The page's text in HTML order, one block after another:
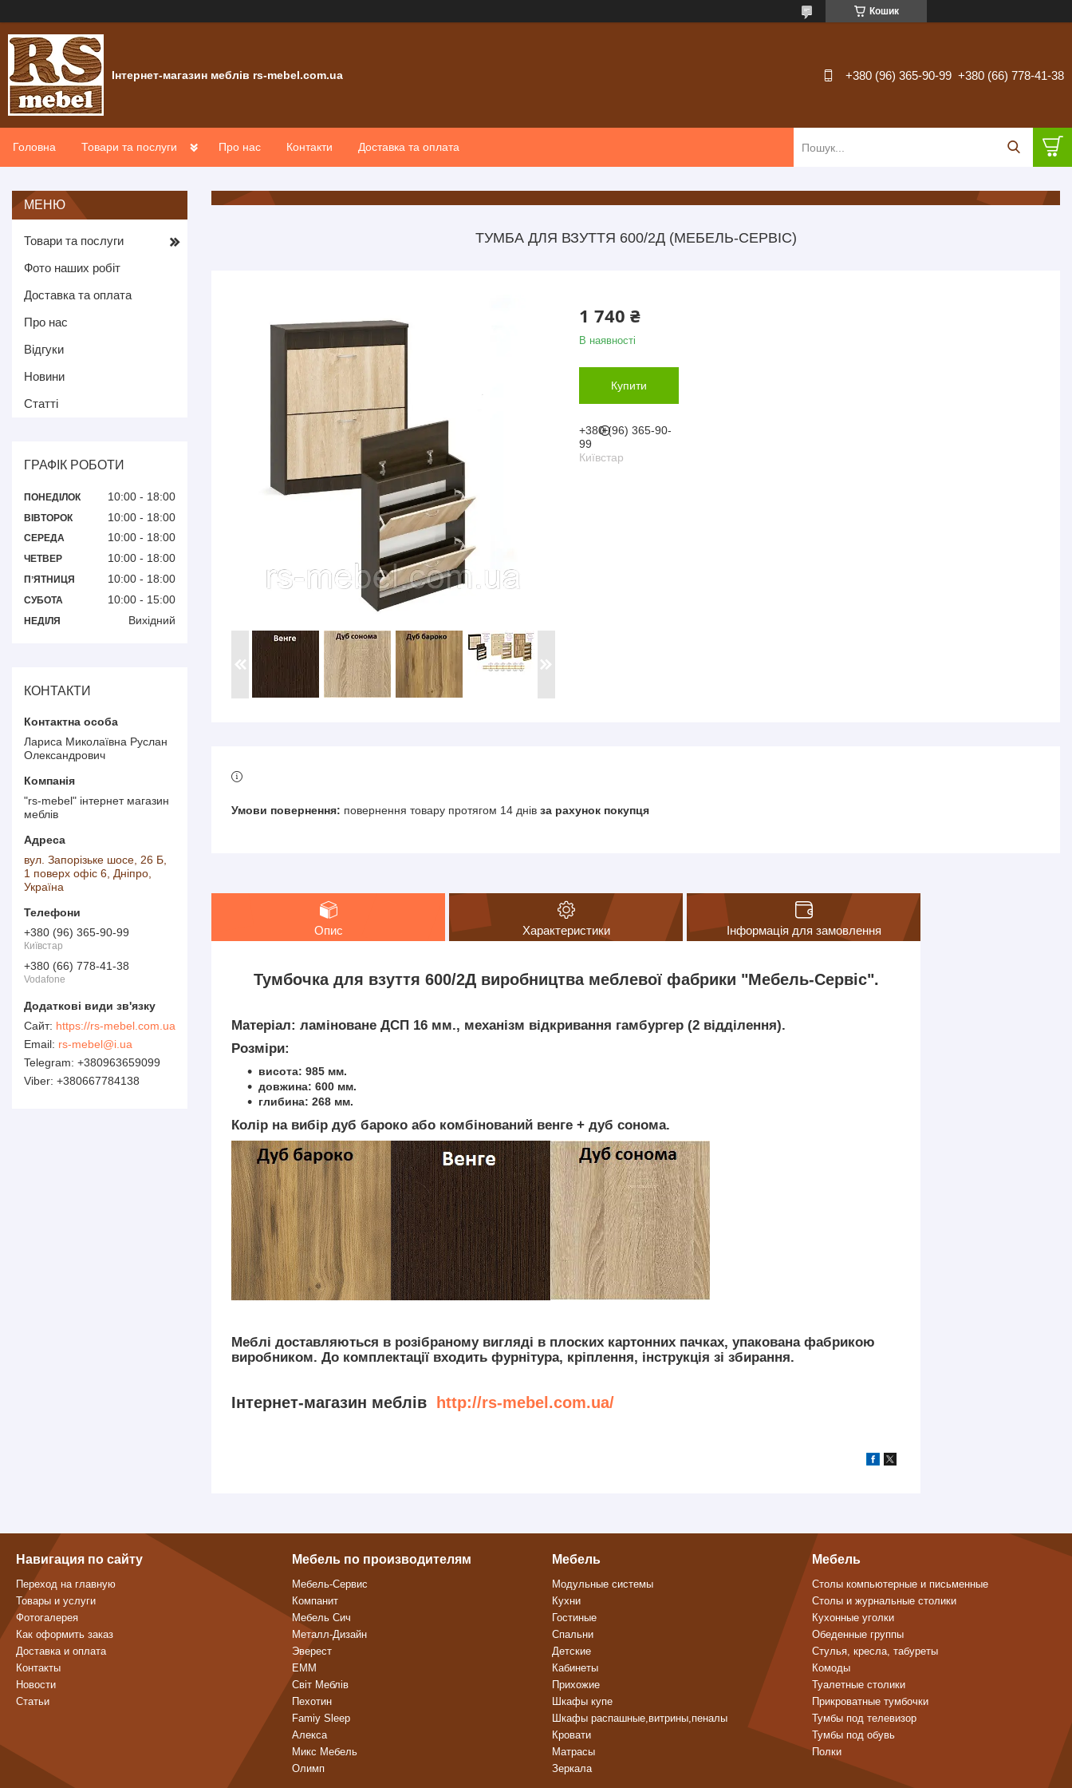
Кошик
Інтернет-магазин меблів rs-mebel.com.ua +380 (96) 365-90-99 +380 (66) 778-41-38
Головна Товари та послуги Про нас Контакти Доставка та оплата
ТУМБА ДЛЯ ВЗУТТЯ 600/2Д (МЕБЕЛЬ-СЕРВІС)
1 740 ₴
В наявності
Купити
+380 (96) 365-90-
99
Київстар
повернення товару протягом 14 днів за рахунок покупця
Опис Характеристики Інформація для замовлення
Тумбочка для взуття 600/2Д виробництва меблевої фабрики "Мебель-Сервіс".
Матеріал: ламіноване ДСП 16 мм., механізм відкривання гамбургер (2 відділення).
Розміри:
висота: 985 мм.
довжина: 600 мм.
глибина: 268 мм.
Колір на вибір дуб бароко або комбінований венге + дуб сонома.
Меблі доставляються в розібраному вигляді в плоских картонних пачках, упакована фабрикою
виробником. До комплектації входить фурнітура, кріплення, інструкція зі збирання.
Інтернет-магазин меблів http://rs-mebel.com.ua/
Товари та послуги
Фото наших робіт
Доставка та оплата
Про нас
Відгуки
Новини
Статті
ГРАФІК РОБОТИ
ПОНЕДІЛОК 10:00 18:00
ВІВТОРОК 10:00 18:00
СЕРЕДА 10:00 18:00
ЧЕТВЕР 10:00 18:00
ПʼЯТНИЦЯ 10:00 18:00
СУБОТА 10:00 15:00
НЕДІЛЯ Вихідний
КОНТАКТИ
Лариса Миколаївна Руслан
Олександрович
"rs-mebel" інтернет магазин
меблів
вул. Запорізьке шосе, 26 Б,
1 поверх офіс 6, Дніпро,
Україна
+380 (96) 365-90-99
Київстар
+380 (66) 778-41-38
Vodafone
https://rs-mebel.com.ua
rs-mebel@i.ua
+380963659099
+380667784138
Навигация по сайту
Переход на главную
Товары и услуги
Фотогалерея
Как оформить заказ
Доставка и оплата
Контакты
Новости
Статьи
Мебель по производителям
Мебель-Сервис
Компанит
Мебель Сич
Металл-Дизайн
Эверест
ЕММ
Світ Меблів
Пехотин
Famiy Sleep
Алекса
Микс Мебель
Олимп
Мебель
Модульные системы
Кухни
Гостиные
Спальни
Детские
Кабинеты
Прихожие
Шкафы купе
Шкафы распашные,витрины,пеналы
Кровати
Матрасы
Зеркала
Мебель
Столы компьютерные и письменные
Столы и журнальные столики
Кухонные уголки
Обеденные группы
Стулья, кресла, табуреты
Комоды
Туалетные столики
Прикроватные тумбочки
Тумбы под телевизор
Тумбы под обувь
Полки